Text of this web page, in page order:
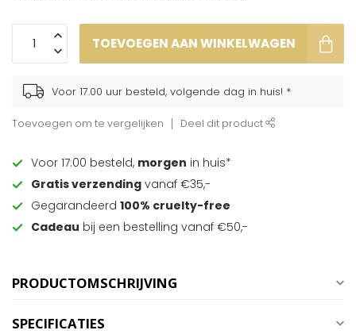
TOEVOEGEN AAN WINKELWAGEN
Voor 17.00 uur besteld, volgende dag in huis! *
Toevoegen om te vergelijken Deel dit product
Voor 17:00 besteld, morgen in huis*
Gratis verzending vanaf €35,-
Gegarandeerd 100% cruelty-free
Cadeau bij een bestelling vanaf €50,-
PRODUCTOMSCHRIJVING
SPECIFICATIES